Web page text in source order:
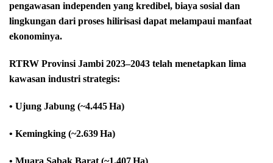
pengawasan independen yang kredibel, biaya sosial dan
lingkungan dari proses hilirisasi dapat melampaui manfaat
ekonominya.
RTRW Provinsi Jambi 2023–2043 telah menetapkan lima
kawasan industri strategis:
• Ujung Jabung (~4.445 Ha)
• Kemingking (~2.639 Ha)
• Muara Sabak Barat (~1.407 Ha)